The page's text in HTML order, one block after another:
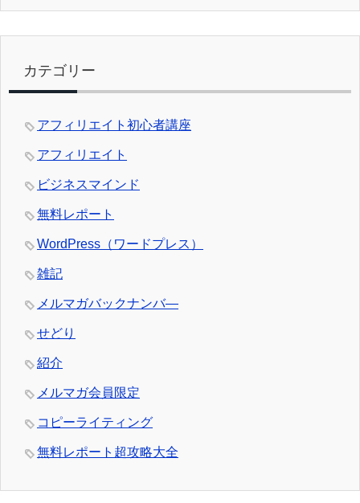
カテゴリー
アフィリエイト初心者講座
アフィリエイト
ビジネスマインド
無料レポート
WordPress（ワードプレス）
雑記
メルマガバックナンバ―
せどり
紹介
メルマガ会員限定
コピーライティング
無料レポート超攻略大全